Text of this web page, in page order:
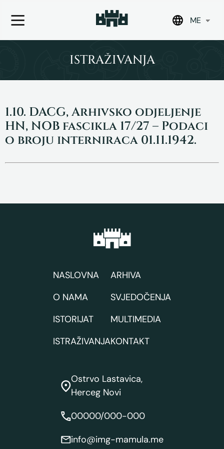
ME
ISTRAŽIVANJA
1.10. DACG, Arhivsko odjeljenje
HN, NOB fascikla 17/27 – Podaci
o broju interniraca 01.11.1942.
NASLOVNA
O NAMA
ISTORIJAT
ISTRAŽIVANJA
ARHIVA
SVJEDOČENJA
MULTIMEDIA
KONTAKT
Ostrvo Lastavica,
Herceg Novi
00000/000-000
info@img-mamula.me